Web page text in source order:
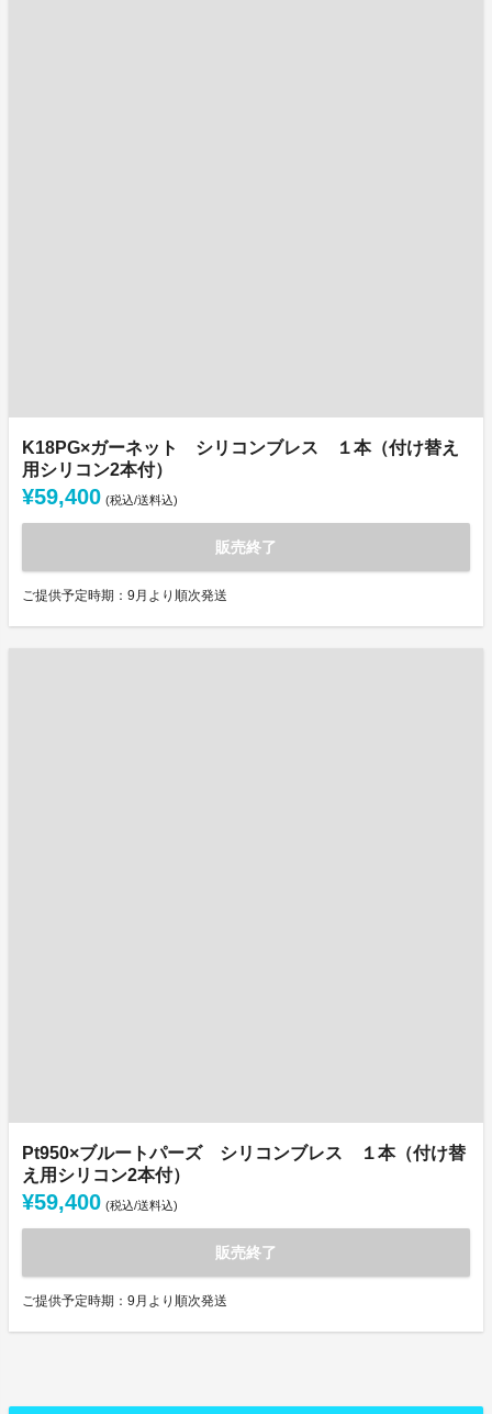
K18PG×ガーネット シリコンブレス １本（付け替え
用シリコン2本付）
¥59,400 (税込/送料込)
販売終了
ご提供予定時期：9月より順次発送
Pt950×ブルートパーズ シリコンブレス １本（付け替
え用シリコン2本付）
¥59,400 (税込/送料込)
販売終了
ご提供予定時期：9月より順次発送